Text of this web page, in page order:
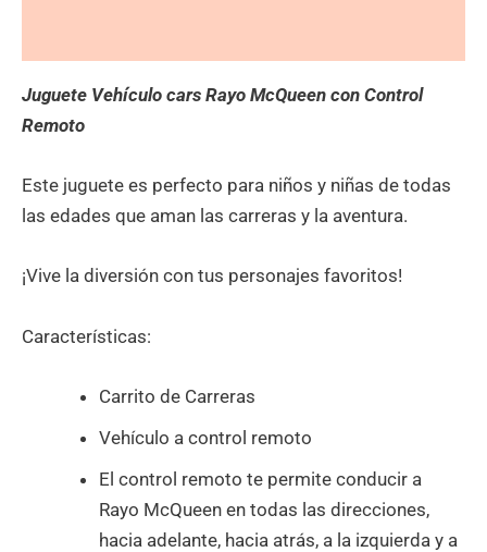
Juguete Vehículo cars Rayo McQueen con Control
Remoto
Este juguete es perfecto para niños y niñas de todas
las edades que aman las carreras y la aventura.
¡Vive la diversión con tus personajes favoritos!
Características:
Carrito de Carreras
Vehículo a control remoto
El control remoto te permite conducir a
Rayo McQueen en todas las direcciones,
hacia adelante, hacia atrás, a la izquierda y a